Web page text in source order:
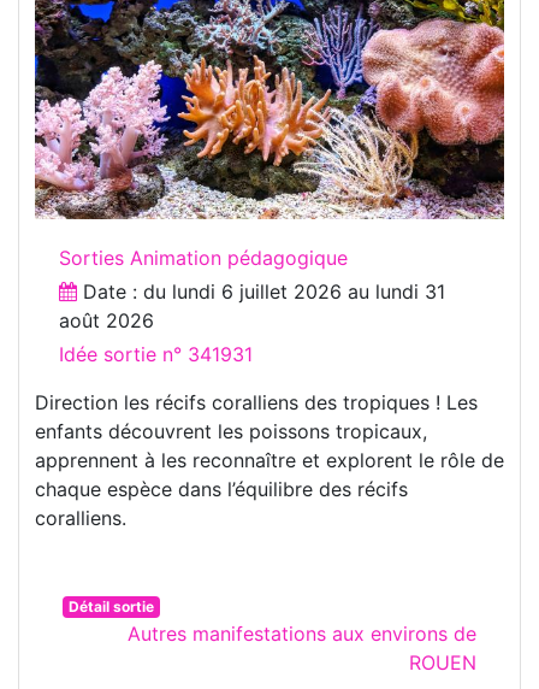
Sorties Animation pédagogique
Date : du lundi 6 juillet 2026 au lundi 31
août 2026
Idée sortie n° 341931
Direction les récifs coralliens des tropiques ! Les
enfants découvrent les poissons tropicaux,
apprennent à les reconnaître et explorent le rôle de
chaque espèce dans l’équilibre des récifs
coralliens.
Détail sortie
Autres manifestations aux environs de
ROUEN